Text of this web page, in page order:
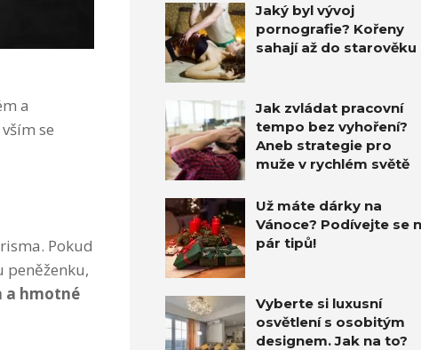
a
se
Pokud
peněženku,
a hmotné
Jaký byl vývoj
pornografie? Kořeny
sahají až do starověku
Jak zvládat pracovní
tempo bez vyhoření?
Aneb strategie pro
muže v rychlém světě
Už máte dárky na
Vánoce? Podívejte se
pár tipů!
Vyberte si luxusní
osvětlení s osobitým
designem. Jak na to?